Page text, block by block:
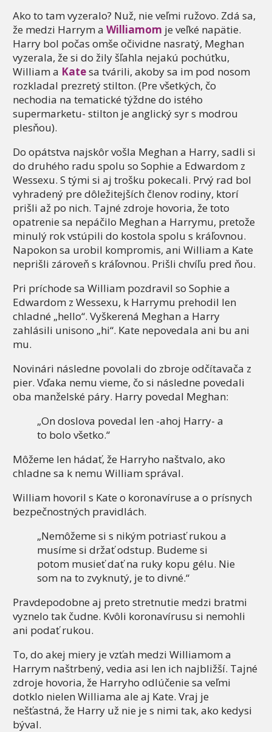
Ako to tam vyzeralo? Nuž, nie veľmi ružovo. Zdá sa,
že medzi Harrym a Williamom je veľké napätie.
Harry bol počas omše očividne nasratý, Meghan
vyzerala, že si do žily šľahla nejakú pochúťku,
William a Katesa tvárili, akoby sa im pod nosom
rozkladal prezretý stilton. (Pre všetkých, čo
nechodia na tematické týždne do istého
supermarketu- stilton je anglický syr s modrou
plesňou).
Do opátstva najskôr vošla Meghan a Harry, sadli si
do druhého radu spolu so Sophie a Edwardom z
Wessexu. S tými si aj trošku pokecali. Prvý rad bol
vyhradený pre dôležitejších členov rodiny, ktorí
prišli až po nich. Tajné zdroje hovoria, že toto
opatrenie sa nepáčilo Meghan a Harrymu, pretože
minulý rok vstúpili do kostola spolu s kráľovnou.
Napokon sa urobil kompromis, ani William a Kate
neprišli zároveň s kráľovnou. Prišli chvíľu pred ňou.
Pri príchode sa William pozdravil so Sophie a
Edwardom z Wessexu, k Harrymu prehodil len
chladné „hello“. Vyškerená Meghan a Harry
zahlásili unisono „hi“. Kate nepovedala ani bu ani
mu.
Novinári následne povolali do zbroje odčítavača z
pier. Vďaka nemu vieme, čo si následne povedali
oba manželské páry. Harry povedal Meghan:
„On doslova povedal len -ahoj Harry- a
to bolo všetko.“
Môžeme len hádať, že Harryho naštvalo, ako
chladne sa k nemu William správal.
William hovoril s Kate o koronavíruse a o prísnych
bezpečnostných pravidlách.
„Nemôžeme si s nikým potriasť rukou a
musíme si držať odstup. Budeme si
potom musieť dať na ruky kopu gélu. Nie
som na to zvyknutý, je to divné.“
Pravdepodobne aj preto stretnutie medzi bratmi
vyznelo tak čudne. Kvôli koronavírusu si nemohli
ani podať rukou.
To, do akej miery je vzťah medzi Williamom a
Harrym naštrbený, vedia asi len ich najbližší. Tajné
zdroje hovoria, že Harryho odlúčenie sa veľmi
dotklo nielen Williama ale aj Kate. Vraj je
nešťastná, že Harry už nie je s nimi tak, ako kedysi
býval.